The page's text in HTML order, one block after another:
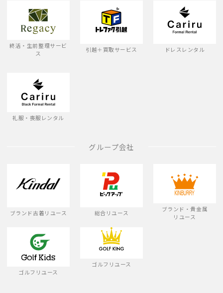
終活・生前整理サービ
ス
引越＋買取サービス ドレスレンタル
礼服・喪服レンタル
グループ会社
ブランド古着リユース 総合リユース
ブランド・貴金属
リユース
ゴルフリユース
ゴルフリユース